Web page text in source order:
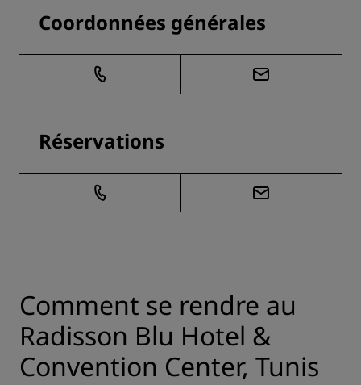
Coordonnées générales
Réservations
Comment se rendre au
Radisson Blu Hotel &
Convention Center, Tunis